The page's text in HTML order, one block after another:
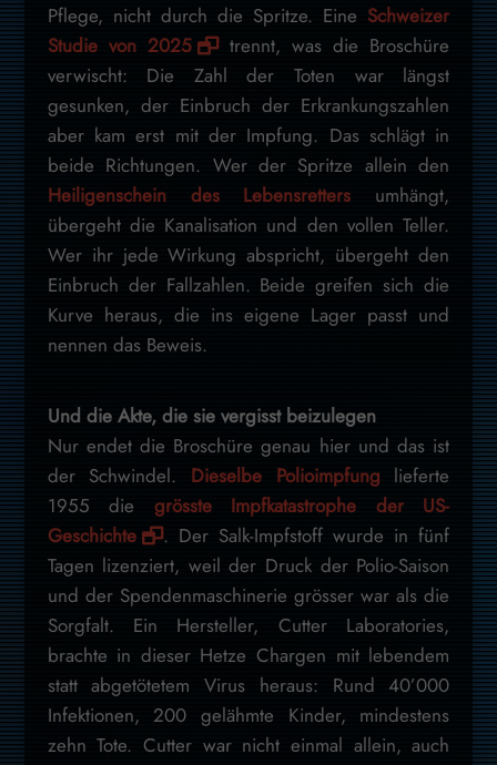
Pflege, nicht durch die Spritze. Eine Schweizer
Studie von 2025
trennt, was die Broschüre
verwischt: Die Zahl der Toten war längst
gesunken, der Einbruch der Erkrankungszahlen
aber kam erst mit der Impfung. Das schlägt in
beide Richtungen. Wer der Spritze allein den
Heiligenschein des Lebensretters umhängt,
übergeht die Kanalisation und den vollen Teller.
Wer ihr jede Wirkung abspricht, übergeht den
Einbruch der Fallzahlen. Beide greifen sich die
Kurve heraus, die ins eigene Lager passt und
nennen das Beweis.
Und die Akte, die sie vergisst beizulegen
Nur endet die Broschüre genau hier und das ist
der Schwindel. Dieselbe Polioimpfung lieferte
1955 die grösste Impfkatastrophe der US-
Geschichte
. Der Salk-Impfstoff wurde in fünf
Tagen lizenziert, weil der Druck der Polio-Saison
und der Spendenmaschinerie grösser war als die
Sorgfalt. Ein Hersteller, Cutter Laboratories,
brachte in dieser Hetze Chargen mit lebendem
statt abgetötetem Virus heraus: Rund 40’000
Infektionen, 200 gelähmte Kinder, mindestens
zehn Tote. Cutter war nicht einmal allein, auch